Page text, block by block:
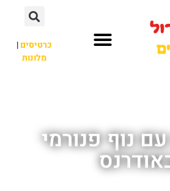
כרטיסים|
מלונות
נוף פנורמי